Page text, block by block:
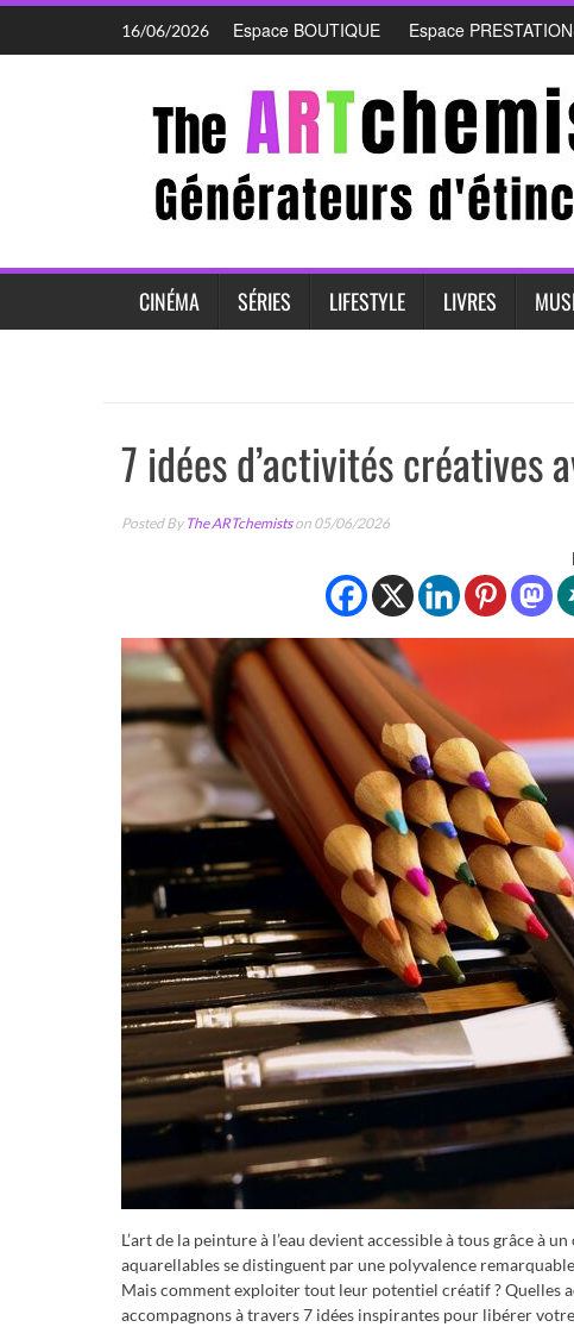
Skip
content
16/06/2026 Espace BOUTIQUE Espace
CINÉMA SÉRIES LIFESTYLE LIVRES
7 idées d’activités créatives
Posted By The ARTchemistson 05/06/2026
L’art de la peinture à l’eau devient accessible à tous grâce
aquarellables se distinguent par une polyvalence
Mais comment exploiter tout leur potentiel créatif ? Quelles
accompagnons à travers 7 idées inspirantes pour libérer